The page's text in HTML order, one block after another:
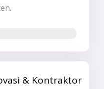
& Kontraktor